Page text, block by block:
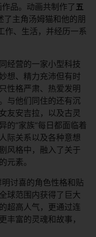
品。动画共制作了 五
主角汤姆猫和他的朋
作、生活，并经历一系
经营的一家小型科技
想、精力充沛但有时
性格严肃、热爱发明
与他们同住的还有沉
友安吉拉，以及古灵
的“家族”每日都面临着
际关系以及各种意想
风格中，融入了关于
元素。
讨喜的角色性格和贴
球范围内获得了巨大
超高人气，更通过连
丰富的灵魂和故事，